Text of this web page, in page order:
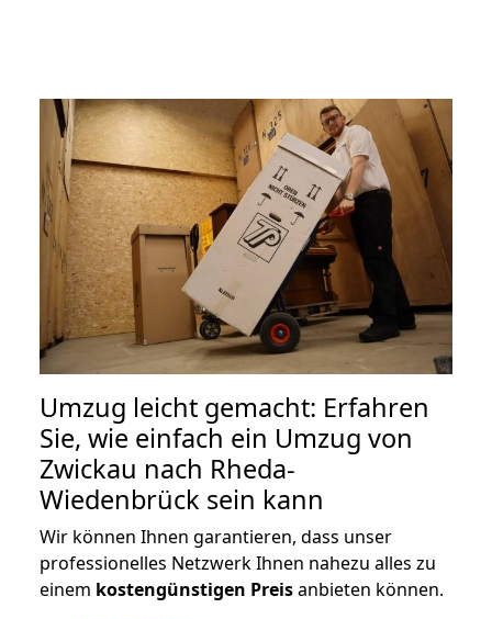
Umzug leicht gemacht: Erfahren
Sie, wie einfach ein Umzug von
Zwickau nach Rheda-
Wiedenbrück sein kann
Wir können Ihnen garantieren, dass unser
professionelles Netzwerk Ihnen nahezu alles zu
einem kostengünstigen Preisanbieten können.